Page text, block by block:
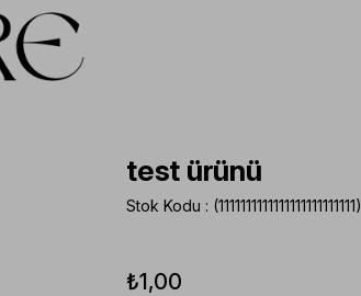
test ürünü
Stok Kodu (1111111111111111111111111)
₺1,00